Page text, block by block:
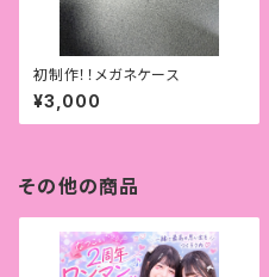
初制作！！メガネケース
¥3,000
その他の商品